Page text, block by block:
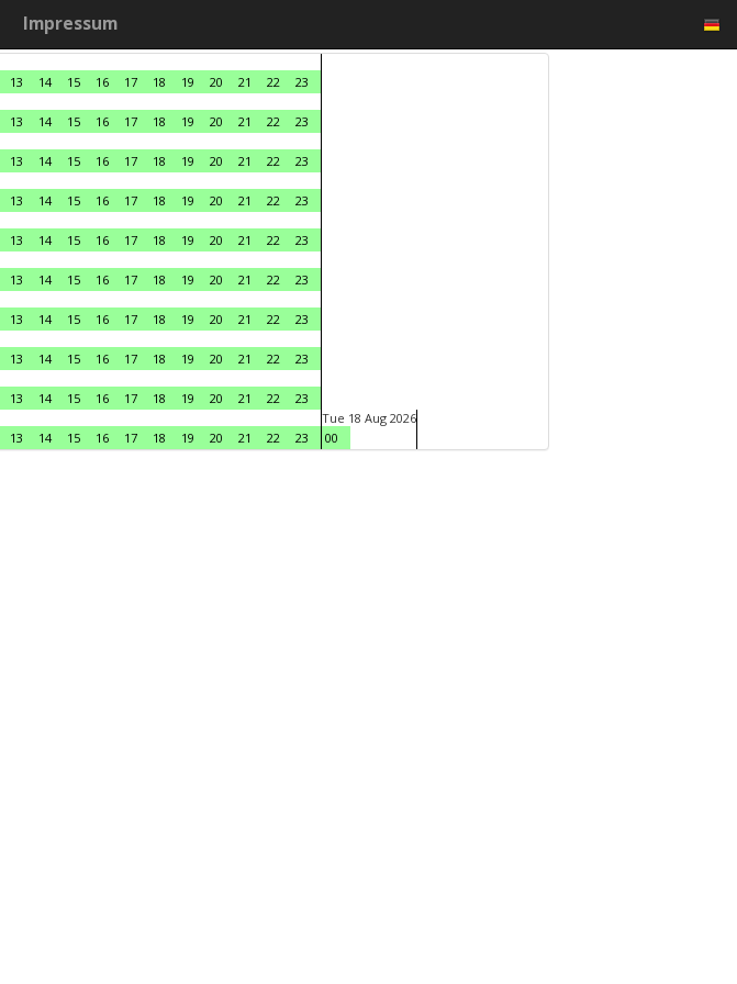
Impressum
13 14 15 16 17 18 19 20 21 22
23
13 14 15 16 17 18 19 20 21 22
23
13 14 15 16 17 18 19 20 21 22
23
13 14 15 16 17 18 19 20 21 22
23
13 14 15 16 17 18 19 20 21 22
23
13 14 15 16 17 18 19 20 21 22
23
13 14 15 16 17 18 19 20 21 22
23
13 14 15 16 17 18 19 20 21 22
23
13 14 15 16 17 18 19 20 21 22
23
13 14 15 16 17 18 19 20 21 22 23
Tue 18 Aug 2026
00